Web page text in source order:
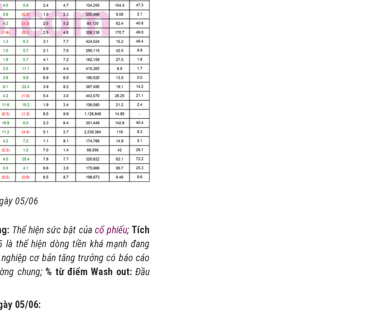
05/06
Thể hiện sức bật của cổ phiếu;Tích
là thể hiện dòng tiền khá mạnh đang
cơ bản tăng trưởng có báo cáo
chung; % từ điểm Wash out: Đầu
05/06: